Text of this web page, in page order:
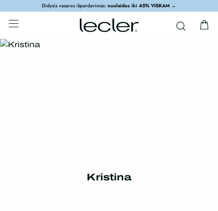
Didysis vasaros išpardavimas: nuolaidos iki 45% VISKAM →
Kristina